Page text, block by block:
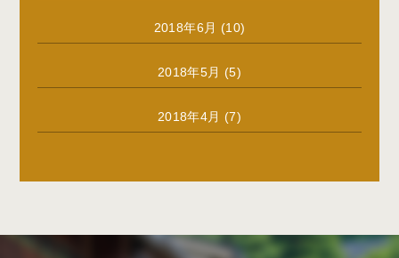
2018年6月 (10)
2018年5月 (5)
2018年4月 (7)